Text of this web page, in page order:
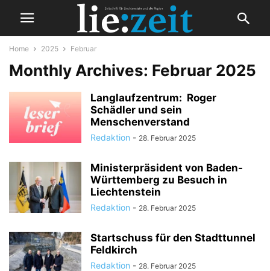
Home 2025 Februar
Monthly Archives: Februar 2025
Langlaufzentrum: Roger
Schädler und sein
Menschenverstand
Redaktion - 28. Februar 2025
Ministerpräsident von Baden-
Württemberg zu Besuch in
Liechtenstein
Redaktion - 28. Februar 2025
Startschuss für den Stadttunnel
Feldkirch
Redaktion - 28. Februar 2025